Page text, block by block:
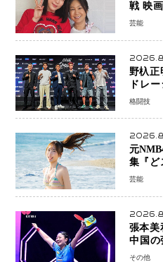
戦 映
ん』11
芸能
野杁正
ドレ
格闘技
元
集『ど
魅せる
芸能
張本美
中国の
ト8進出
その他